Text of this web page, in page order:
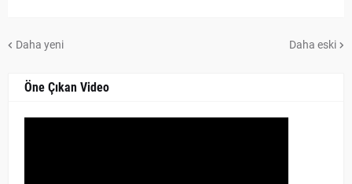
Daha yeni Daha eski
Öne Çıkan Video